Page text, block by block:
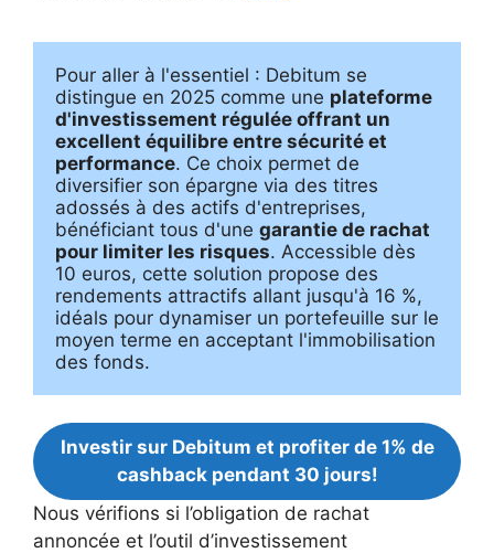
Pour aller à l'essentiel : Debitum se
distingue en 2025 comme une plateforme
d'investissement régulée offrant un
excellent équilibre entre sécurité et
performance. Ce choix permet de
diversifier son épargne via des titres
adossés à des actifs d'entreprises,
bénéficiant tous d'une garantie de rachat
pour limiter les risques. Accessible dès
10 euros, cette solution propose des
rendements attractifs allant jusqu'à 16 %,
idéals pour dynamiser un portefeuille sur le
moyen terme en acceptant l'immobilisation
des fonds.
Investir sur Debitum et profiter de 1% de
cashback pendant 30 jours!
Nous vérifions si l’obligation de rachat
annoncée et l’outil d’investissement